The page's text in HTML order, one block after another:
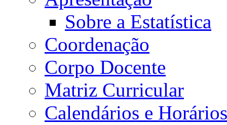
Sobre a Estatística
Coordenação
Corpo Docente
Matriz Curricular
Calendários e Horários